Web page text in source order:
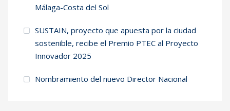
Málaga-Costa del Sol
SUSTAIN, proyecto que apuesta por la ciudad
sostenible, recibe el Premio PTEC al Proyecto
Innovador 2025
Nombramiento del nuevo Director Nacional